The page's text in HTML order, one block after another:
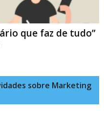
que faz de tudo”
sobre Marketing